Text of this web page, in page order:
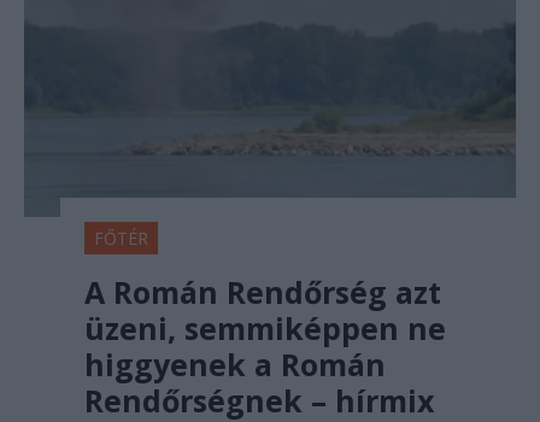
FŐTÉR
A Román Rendőrség azt
üzeni, semmiképpen ne
higgyenek a Román
Rendőrségnek – hírmix